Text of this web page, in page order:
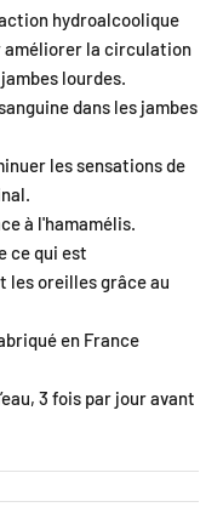
hydroalcoolique
améliorer la circulation
lourdes.
dans les jambes
les sensations de
à l'hamamélis.
ce qui est
les oreilles grâce au
en France
3 fois par jour avant